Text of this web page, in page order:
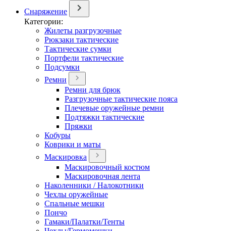
Снаряжение
Категории:
Жилеты разгрузочные
Рюкзаки тактические
Тактические сумки
Портфели тактические
Подсумки
Ремни
Ремни для брюк
Разгрузочные тактические пояса
Плечевые оружейные ремни
Подтяжки тактические
Пряжки
Кобуры
Коврики и маты
Маскировка
Маскировочный костюм
Маскировочная лента
Наколенники / Налокотники
Чехлы оружейные
Спальные мешки
Пончо
Гамаки/Палатки/Тенты